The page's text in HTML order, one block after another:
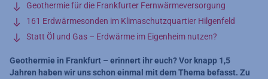
Geothermie für die Frankfurter Fernwärmeversorgung
161 Erdwärmesonden im Klimaschutzquartier Hilgenfeld
Statt Öl und Gas – Erdwärme im Eigenheim nutzen?
Geothermie in Frankfurt – erinnert ihr euch? Vor knapp 1,5
Jahren haben wir uns schon einmal mit dem Thema befasst. Zu